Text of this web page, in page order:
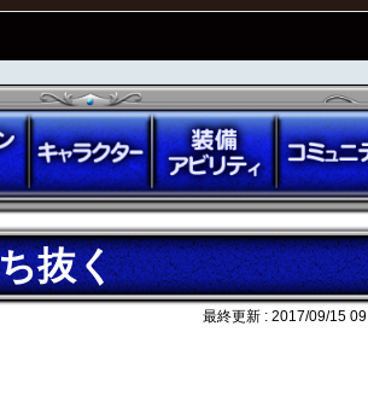
抜く
最終更新 : 2017/09/15